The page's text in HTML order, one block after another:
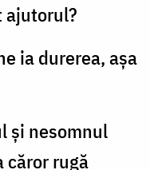
ajutorul?
ia durerea, așa
și nesomnul
căror rugă